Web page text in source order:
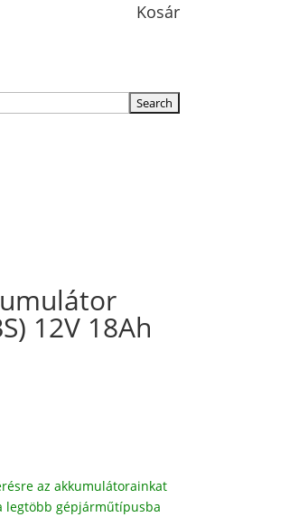
Kosár
12V 18Ah
az akkumulátorainkat
legtöbb gépjárműtípusba